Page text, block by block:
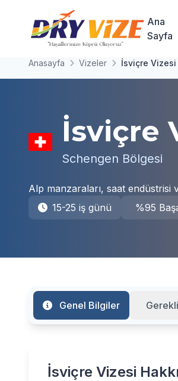
Ana
Sayfa
Anasayfa Vizeler İsviçre Vizesi
İsviçre
Schengen Bölgesi
Alp manzaraları, saat endüstrisi
15-25 iş günü
%95
Genel Bilgiler
İsviçre Vizesi